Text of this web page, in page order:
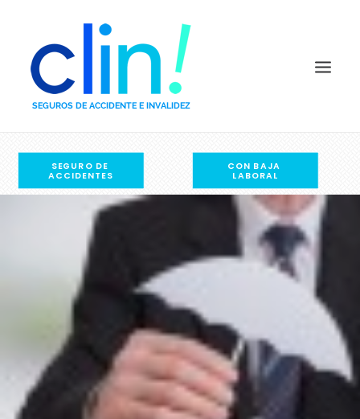
COMPARADOR POR PRECIO
COMPARADOR POR CAPITALES
PREGUNTAS FRECUENTES
QUIÉNES SOMOS
DEFINICIONES
COMPAÑÍAS
CONTACTO
CON BAJA
LABORAL
SEGURO DE
ACCIDENTES